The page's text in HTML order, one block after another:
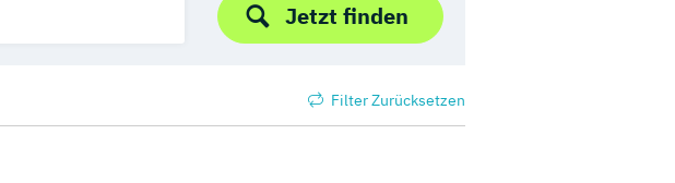
Jetzt finden
Filter Zurücksetzen